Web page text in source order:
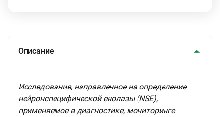
Описание
Исследование, направленное на определение
нейронспецифической енолазы (NSE),
применяемое в диагностике, мониторинге